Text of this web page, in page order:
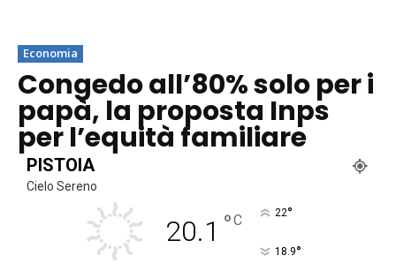
Economia
Congedo all’80% solo per i
papà, la proposta Inps
per l’equità familiare
PISTOIA
Cielo Sereno
20.1 °C 22°
18.9°